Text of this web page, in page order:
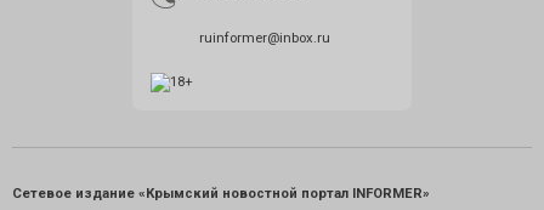
ruinformer@inbox.ru
Сетевое издание «Крымский новостной портал INFORMER»